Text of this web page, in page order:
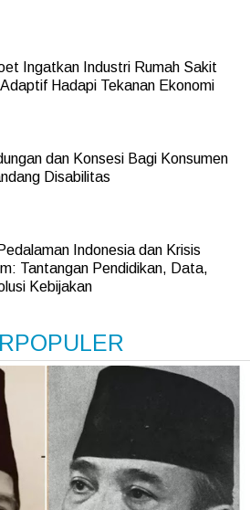
Ingatkan Industri Rumah Sakit
Adaptif Hadapi Tekanan Ekonomi
dan Konsesi Bagi Konsumen
Disabilitas
Indonesia dan Krisis
Tantangan Pendidikan, Data,
Kebijakan